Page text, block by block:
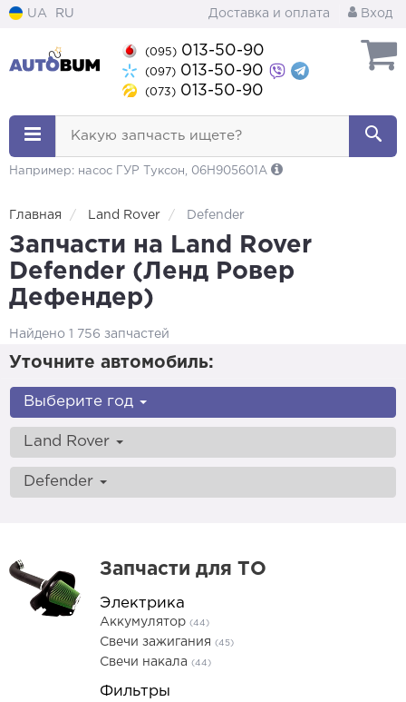
UA RU Доставка и оплата Вход
(095) 013-50-90
(097) 013-50-90
(073) 013-50-90
Какую запчасть ищете?
Например: насос ГУР Туксон, 06H905601A
Главная Land Rover Defender
Запчасти на Land Rover
Defender (Ленд Ровер
Дефендер)
Найдено 1 756 запчастей
Уточните автомобиль:
Выберите год
Land Rover
Defender
Запчасти для ТО
Электрика
Аккумулятор (44)
Свечи зажигания (45)
Свечи накала (44)
Фильтры